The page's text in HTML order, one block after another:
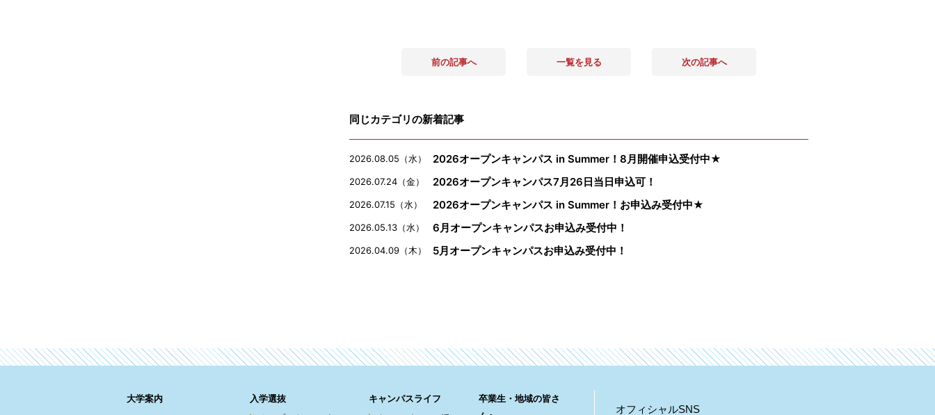
前の記事へ 一覧を見る 次の記事へ
同じカテゴリの新着記事
2026.08.05（水） 2026オープンキャンパス in Summer！8月開催申込受付中★
2026.07.24（金） 2026オープンキャンパス7月26日当日申込可！
2026.07.15（水） 2026オープンキャンパス in Summer！お申込み受付中★
2026.05.13（水） 6月オープンキャンパスお申込み受付中！
2026.04.09（木） 5月オープンキャンパスお申込み受付中！
大学案内
入学選抜
キャンパスライフ
卒業生・地域の皆さ
オフィシャルSNS